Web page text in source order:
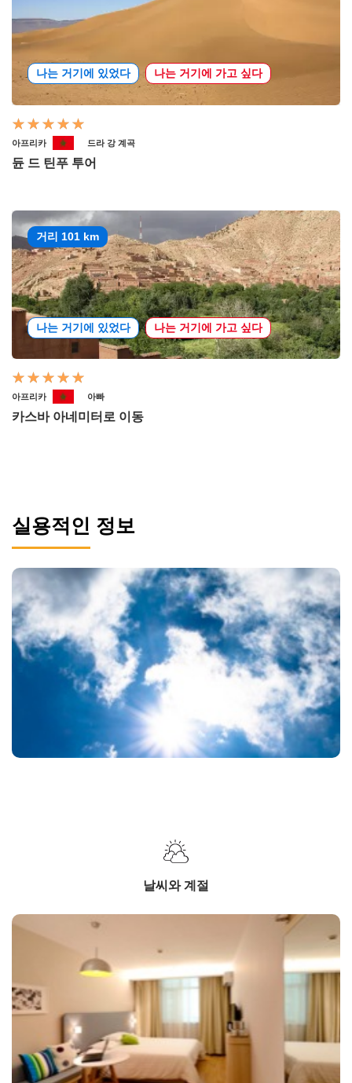
나는 거기에 있었다 나는 거기에 가고 싶다
아프리카 드라 강 계곡
듄 드 틴푸 투어
거리 101 km
나는 거기에 있었다 나는 거기에 가고 싶다
아프리카 아빠
카스바 아네미터로 이동
실용적인 정보
날씨와 계절